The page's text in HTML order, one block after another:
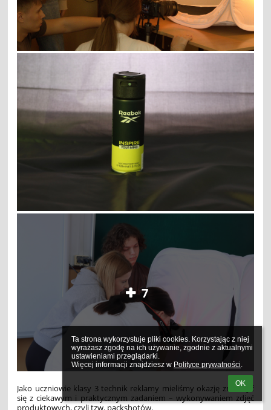
Ta strona wykorzystuje pliki cookies. Korzystając z niej
wyrażasz zgodę na ich używanie, zgodnie z aktualnymi
ustawieniami przeglądarki.
Więcej informacji znajdziesz w Polityce prywatności.
OK
7
Jako uczniowie klasy 3 technik reklamy mieliśmy okazję zmierzyć
się z ciekawym i praktycznym zadaniem – wykonywaniem zdjęć
produktowych, czyli tzw. packshotów.